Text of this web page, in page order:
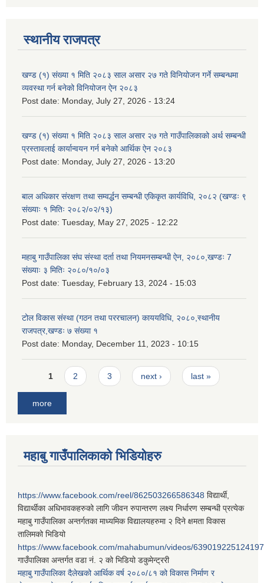
स्थानीय राजपत्र
खण्ड (१) संख्या १ मिति २०८३ साल असार २७ गते विनियोजन गर्ने सम्बन्धमा
व्यवस्था गर्न बनेको विनियोजन ऐन २०८३
Post date: Monday, July 27, 2026 - 13:24
खण्ड (१) संख्या १ मिति २०८३ साल असार २७ गते गाउँपालिकाको अर्थ सम्बन्धी
प्रस्तावलाई कार्यान्वयन गर्न बनेको आर्थिक ऐन २०८३
Post date: Monday, July 27, 2026 - 13:20
बाल अधिकार संरक्षण तथा सम्वर्द्धन सम्बन्धी एकिकृत कार्यविधि, २०८२ (खण्डः ९
संख्याः १ मितिः २०८२/०२/१३)
Post date: Tuesday, May 27, 2025 - 12:22
महाबु गाउँपालिका संघ संस्था दर्ता तथा नियमनसम्बन्धी ऐन, २०८०,खण्डः 7
संख्याः ३ मितिः २०८०/१०/०३
Post date: Tuesday, February 13, 2024 - 15:03
टोल विकास संस्था (गठन तथा पररचालन) काययविधि, २०८०,स्थानीय
राजपत्र,खण्डः ७ संख्या १
Post date: Monday, December 11, 2023 - 10:15
Pages
1 2 3 next › last »
more
महाबु गाउँपालिकाको भिडियोहरु
https://www.facebook.com/reel/862503266586348 विद्यार्थी,
विद्यार्थीका अधिभावकहरुको लागि जीवन रुपान्तरण लक्ष्य निर्धारण सम्बन्धी प्रत्येक
महाबु गाउँपालिका अन्तर्गतका माध्यमिक विद्यालयहरुमा २ दिने क्षमता विकास
तालिमको भिडियो
https://www.facebook.com/mahabumun/videos/639019225124197
गाउँपालिका अन्तर्गत वडा नं. २ को भिडियो डकुमेन्ट्ररी
महाबु गाउँपालिका दैलेखको आर्थिक वर्ष २०८०/८१ को विकास निर्माण र